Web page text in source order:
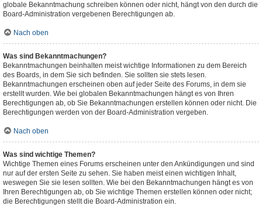
globale Bekanntmachung schreiben können oder nicht, hängt von den durch die
Board-Administration vergebenen Berechtigungen ab.
Nach oben
Was sind Bekanntmachungen?
Bekanntmachungen beinhalten meist wichtige Informationen zu dem Bereich
des Boards, in dem Sie sich befinden. Sie sollten sie stets lesen.
Bekanntmachungen erscheinen oben auf jeder Seite des Forums, in dem sie
erstellt wurden. Wie bei globalen Bekanntmachungen hängt es von Ihren
Berechtigungen ab, ob Sie Bekanntmachungen erstellen können oder nicht. Die
Berechtigungen werden von der Board-Administration vergeben.
Nach oben
Was sind wichtige Themen?
Wichtige Themen eines Forums erscheinen unter den Ankündigungen und sind
nur auf der ersten Seite zu sehen. Sie haben meist einen wichtigen Inhalt,
weswegen Sie sie lesen sollten. Wie bei den Bekanntmachungen hängt es von
Ihren Berechtigungen ab, ob Sie wichtige Themen erstellen können oder nicht;
die Berechtigungen stellt die Board-Administration ein.